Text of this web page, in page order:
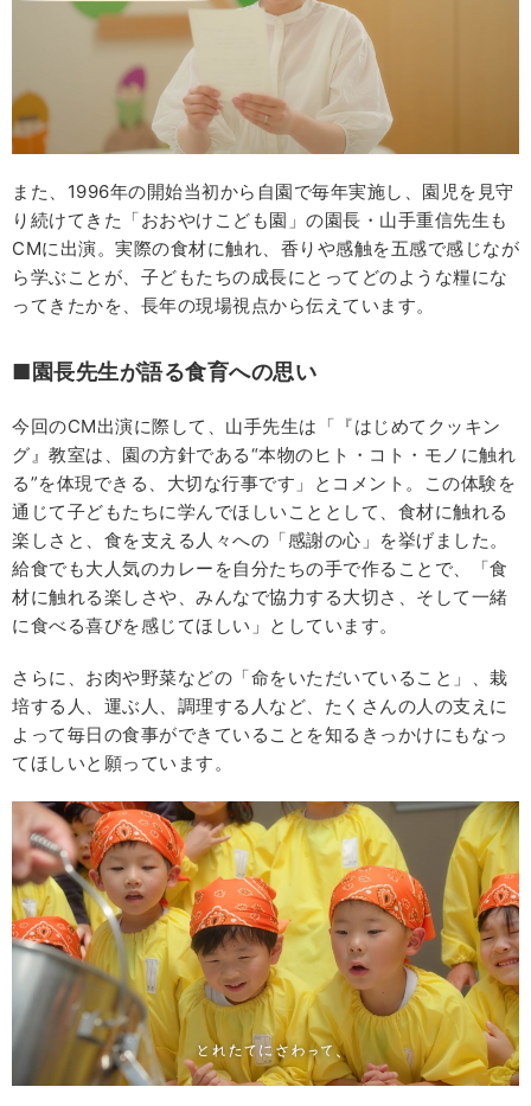
また、1996年の開始当初から自園で毎年実施し、園児を見守
り続けてきた「おおやけこども園」の園長・山手重信先生も
CMに出演。実際の食材に触れ、香りや感触を五感で感じなが
ら学ぶことが、子どもたちの成長にとってどのような糧にな
ってきたかを、長年の現場視点から伝えています。
■園長先生が語る食育への思い
今回のCM出演に際して、山手先生は「『はじめてクッキン
グ』教室は、園の方針である“本物のヒト・コト・モノに触れ
る”を体現できる、大切な行事です」とコメント。この体験を
通じて子どもたちに学んでほしいこととして、食材に触れる
楽しさと、食を支える人々への「感謝の心」を挙げました。
給食でも大人気のカレーを自分たちの手で作ることで、「食
材に触れる楽しさや、みんなで協力する大切さ、そして一緒
に食べる喜びを感じてほしい」としています。
さらに、お肉や野菜などの「命をいただいていること」、栽
培する人、運ぶ人、調理する人など、たくさんの人の支えに
よって毎日の食事ができていることを知るきっかけにもなっ
てほしいと願っています。